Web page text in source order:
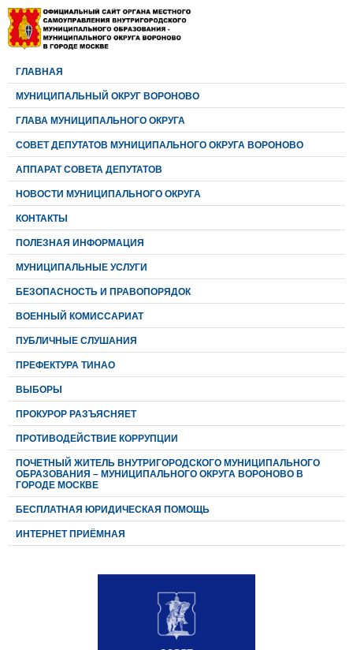
ГЛАВНАЯ
МУНИЦИПАЛЬНЫЙ ОКРУГ ВОРОНОВО
ГЛАВА МУНИЦИПАЛЬНОГО ОКРУГА
CОВЕТ ДЕПУТАТОВ МУНИЦИПАЛЬНОГО ОКРУГА ВОРОНОВО
АППАРАТ СОВЕТА ДЕПУТАТОВ
НОВОСТИ МУНИЦИПАЛЬНОГО ОКРУГА
КОНТАКТЫ
ПОЛЕЗНАЯ ИНФОРМАЦИЯ
МУНИЦИПАЛЬНЫЕ УСЛУГИ
БЕЗОПАСНОСТЬ И ПРАВОПОРЯДОК
ВОЕННЫЙ КОМИССАРИАТ
ПУБЛИЧНЫЕ СЛУШАНИЯ
ПРЕФЕКТУРА ТИНАО
ВЫБОРЫ
ПРОКУРОР РАЗЪЯСНЯЕТ
ПРОТИВОДЕЙСТВИЕ КОРРУПЦИИ
ПОЧЕТНЫЙ ЖИТЕЛЬ ВНУТРИГОРОДСКОГО МУНИЦИПАЛЬНОГО
ОБРАЗОВАНИЯ – МУНИЦИПАЛЬНОГО ОКРУГА ВОРОНОВО В
ГОРОДЕ МОСКВЕ
БЕСПЛАТНАЯ ЮРИДИЧЕСКАЯ ПОМОЩЬ
ИНТЕРНЕТ ПРИЁМНАЯ